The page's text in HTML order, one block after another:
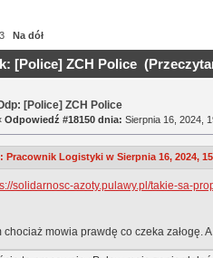
Na dół
[Police] ZCH Police
[Police] ZCH Police
Odpowiedź #18150 dnia: Sierpnia 16, 2024,
Pracownik Logistyki w Sierpnia 16, 2024,
solidarnosc-azoty.pulawy.pl/takie-sa-
chociaż mowia prawdę co czeka załogę.